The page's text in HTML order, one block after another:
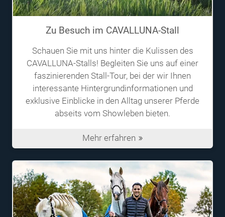
Zu Besuch im CAVALLUNA-Stall
Schauen Sie mit uns hinter die Kulissen des
CAVALLUNA-Stalls! Begleiten Sie uns auf einer
faszinierenden Stall-Tour, bei der wir Ihnen
interessante Hintergrundinformationen und
exklusive Einblicke in den Alltag unserer Pferde
abseits vom Showleben bieten.
Mehr erfahren